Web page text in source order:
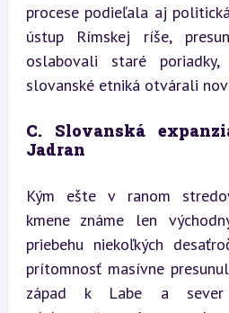
procese podieľala aj
ústup Rímskej ríše,
oslabovali staré
slovanské etniká otvárali
C. Slovanská
Jadran
Kým ešte v ranom
kmene známe len
priebehu niekoľkých
prítomnosť masívne
západ k Labe a